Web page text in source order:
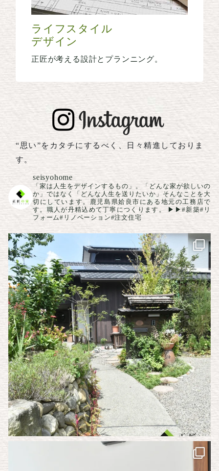
ライフスタイル
デザイン
正匠が考える設計とプランニング。
“思い”をカタチにするべく、日々精進しておりま
す。
seisyohome
「家は人生をデザインするもの」。「どんな家が欲しいの
か」ではなく「どんな人生を送りたいか」そんなことを大
切にしています。鹿児島県姶良市にある地元の工務店で
す。職人が丹精込めて丁寧につくります。
▶▶#新築#リ
フォーム#リノベーション#注文住宅